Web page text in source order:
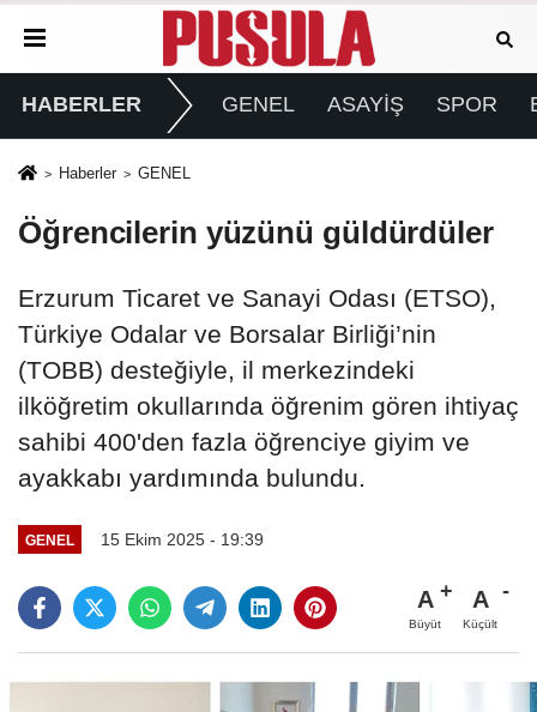
HABERLER GENEL ASAYİŞ SPOR
Haberler GENEL
Öğrencilerin yüzünü güldürdüler
Erzurum Ticaret ve Sanayi Odası (ETSO),
Türkiye Odalar ve Borsalar Birliği’nin
(TOBB) desteğiyle, il merkezindeki
ilköğretim okullarında öğrenim gören ihtiyaç
sahibi 400'den fazla öğrenciye giyim ve
ayakkabı yardımında bulundu.
GENEL 15 Ekim 2025 - 19:39
A
Büyüt
A
Küçült